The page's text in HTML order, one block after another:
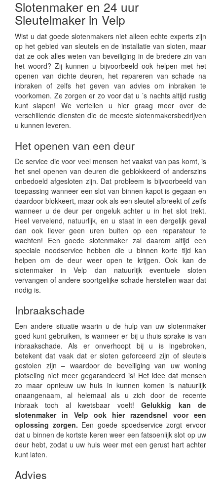
Slotenmaker en 24 uur
Sleutelmaker in Velp
Wist u dat goede slotenmakers niet alleen echte experts zijn
op het gebied van sleutels en de installatie van sloten, maar
dat ze ook alles weten van beveiliging in de bredere zin van
het woord? Zij kunnen u bijvoorbeeld ook helpen met het
openen van dichte deuren, het repareren van schade na
inbraken of zelfs het geven van advies om inbraken te
voorkomen. Ze zorgen er zo voor dat u ’s nachts altijd rustig
kunt slapen! We vertellen u hier graag meer over de
verschillende diensten die de meeste slotenmakersbedrijven
u kunnen leveren.
Het openen van een deur
De service die voor veel mensen het vaakst van pas komt, is
het snel openen van deuren die geblokkeerd of anderszins
onbedoeld afgesloten zijn. Dat probleem is bijvoorbeeld van
toepassing wanneer een slot van binnen kapot is gegaan en
daardoor blokkeert, maar ook als een sleutel afbreekt of zelfs
wanneer u de deur per ongeluk achter u in het slot trekt.
Heel vervelend, natuurlijk, en u staat in een dergelijk geval
dan ook liever geen uren buiten op een reparateur te
wachten! Een goede slotenmaker zal daarom altijd een
speciale noodservice hebben die u binnen korte tijd kan
helpen om de deur weer open te krijgen. Ook kan de
slotenmaker in Velp dan natuurlijk eventuele sloten
vervangen of andere soortgelijke schade herstellen waar dat
nodig is.
Inbraakschade
Een andere situatie waarin u de hulp van uw slotenmaker
goed kunt gebruiken, is wanneer er bij u thuis sprake is van
inbraakschade. Als er onverhoopt bij u is ingebroken,
betekent dat vaak dat er sloten geforceerd zijn of sleutels
gestolen zijn – waardoor de beveiliging van uw woning
plotseling niet meer gegarandeerd is! Het idee dat mensen
zo maar opnieuw uw huis in kunnen komen is natuurlijk
onaangenaam, al helemaal als u zich door de recente
inbraak toch al kwetsbaar voelt! Gelukkig kan de
slotenmaker in Velp ook hier razendsnel voor een
oplossing zorgen. Een goede spoedservice zorgt ervoor
dat u binnen de kortste keren weer een fatsoenlijk slot op uw
deur hebt, zodat u uw huis weer met een gerust hart achter
kunt laten.
Advies